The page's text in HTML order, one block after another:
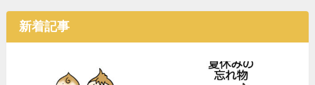
新着記事